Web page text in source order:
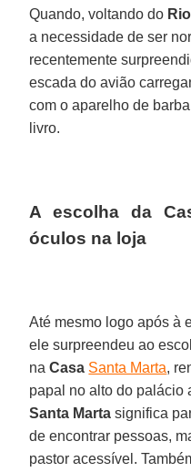
Quando, voltando do Rio
a necessidade de ser
recentemente
escada do avião
com o aparelho de
livro.
A escolha da
óculos na loja
Até mesmo logo após à
ele surpreendeu ao
naCasa Santa Marta,
papal no alto do palácio
Santa Marta significa
de encontrar pessoas,
pastor acessível.